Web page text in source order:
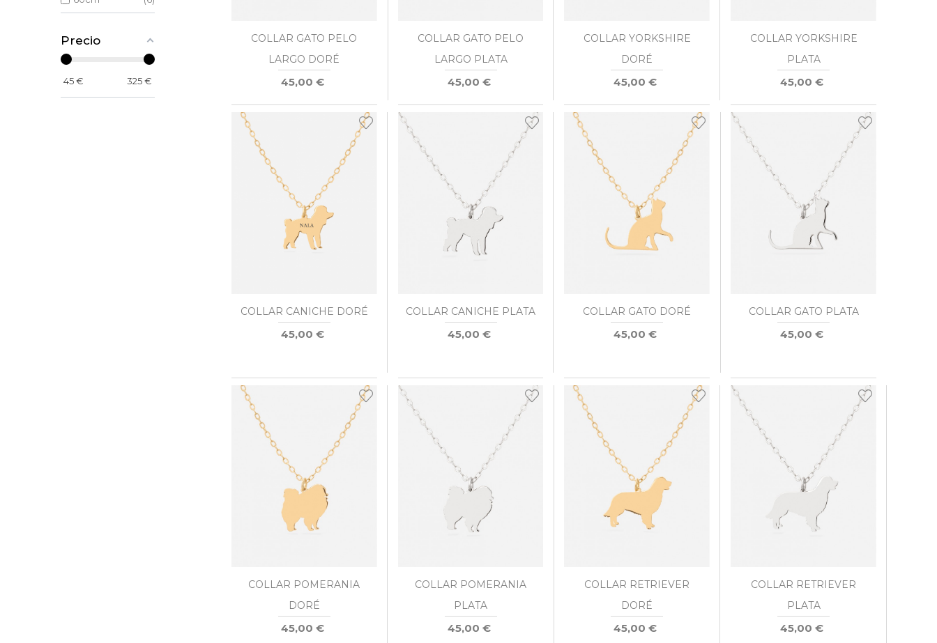
Precio
45€ 325€
COLLAR GATO PELO
LARGO DORÉ
45,00 €
COLLAR GATO PELO
LARGO PLATA
45,00 €
COLLAR YORKSHIRE
DORÉ
45,00 €
COLLAR YORKSHIRE
PLATA
45,00 €
COLLAR CANICHE DORÉ
45,00 €
COLLAR CANICHE PLATA
45,00 €
COLLAR GATO DORÉ
45,00 €
COLLAR GATO PLATA
45,00 €
COLLAR POMERANIA
DORÉ
45,00 €
COLLAR POMERANIA
PLATA
45,00 €
COLLAR RETRIEVER
DORÉ
45,00 €
COLLAR RETRIEVER
PLATA
45,00 €